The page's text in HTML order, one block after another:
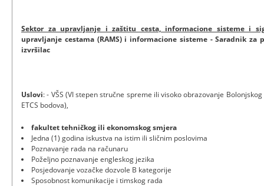
Sektor za upravljanje i zaštitu cesta, informacione sisteme i
upravljanje cestama (RAMS) i informacione sisteme - Saradnik
izvršilac
Uslovi: - VŠS (VI stepen stručne spreme ili visoko obrazovanje
ETCS bodova),
fakultet tehničkog ili ekonomskog smjera
Jedna (1) godina iskustva na istim ili sličnim poslovima
Poznavanje rada na računaru
Poželjno poznavanje engleskog jezika
Posjedovanje vozačke dozvole B kategorije
Sposobnost komunikacije i timskog rada